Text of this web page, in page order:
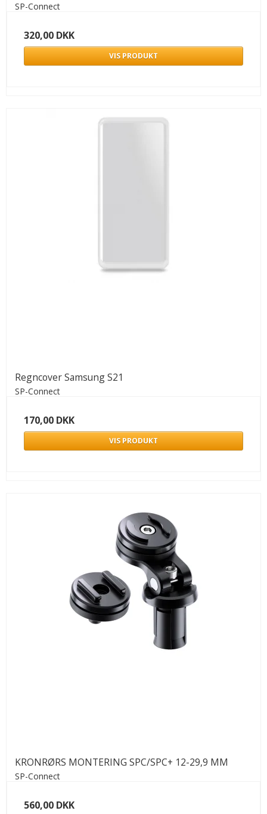
SP-Connect
320,00 DKK
VIS PRODUKT
Regncover Samsung S21
SP-Connect
170,00 DKK
VIS PRODUKT
KRONRØRS MONTERING SPC/SPC+ 12-29,9 MM
SP-Connect
560,00 DKK